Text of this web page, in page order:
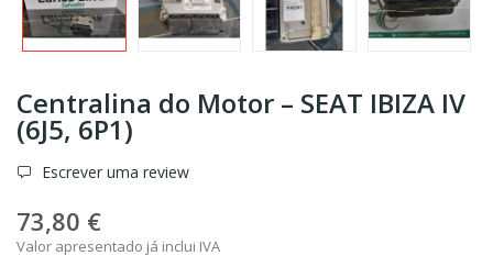
Centralina do Motor – SEAT IBIZA IV
(6J5, 6P1)
Escrever uma review
73,80 €
Valor apresentado já inclui IVA